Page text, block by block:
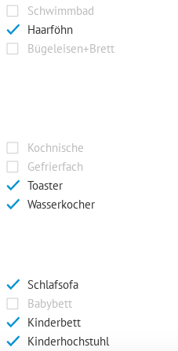
Schwimmbad
Haarföhn
Bügeleisen+Brett
Kochnische
Gefrierfach
Toaster
Wasserkocher
Schlafsofa
Babybett
Kinderbett
Kinderhochstuhl